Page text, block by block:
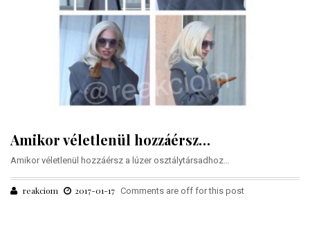
Amikor véletlenül hozzáérsz…
Amikor véletlenül hozzáérsz a lúzer osztálytársadhoz…
reakciom 2017-01-17 Comments are off for this post